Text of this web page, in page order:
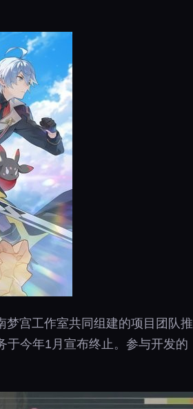
宫工作室共同组建的项目团队推
于今年1月宣布终止。参与开发的